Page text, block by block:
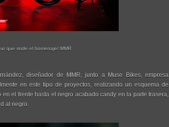
que rinde el homenaje/ MMR
diseñador de MMR, junto a Muse Bikes, empresa
en este tipo de proyectos, realizando un esquema de
el frente hasta el negro acabado candy en la parte trasera,
al negro.